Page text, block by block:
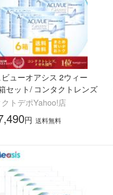
ューオアシス 2ウィー
ット/ コンタクトレンズ
トデポYahoo!店
円 送料無料